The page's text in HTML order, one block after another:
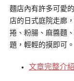
麵店內有許多可愛
店的日式庭院走廊
捲、粉腸、麻醬麵
題，輕輕的摸即可。
文章完整介紹